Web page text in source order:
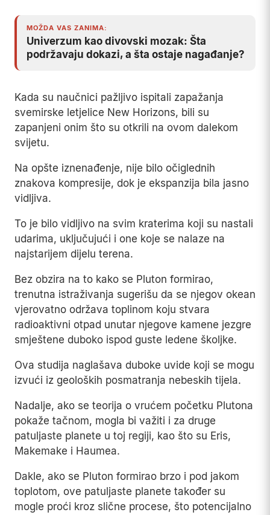
MOŽDA VAS ZANIMA:
Univerzum kao divovski mozak: Šta
podržavaju dokazi, a šta ostaje nagađanje?
Kada su naučnici pažljivo ispitali zapažanja
svemirske letjelice New Horizons, bili su
zapanjeni onim što su otkrili na ovom dalekom
svijetu.
Na opšte iznenađenje, nije bilo očiglednih
znakova kompresije, dok je ekspanzija bila jasno
vidljiva.
To je bilo vidljivo na svim kraterima koji su nastali
udarima, uključujući i one koje se nalaze na
najstarijem dijelu terena.
Bez obzira na to kako se Pluton formirao,
trenutna istraživanja sugerišu da se njegov okean
vjerovatno održava toplinom koju stvara
radioaktivni otpad unutar njegove kamene jezgre
smještene duboko ispod guste ledene školjke.
Ova studija naglašava duboke uvide koji se mogu
izvući iz geoloških posmatranja nebeskih tijela.
Nadalje, ako se teorija o vrućem početku Plutona
pokaže tačnom, mogla bi važiti i za druge
patuljaste planete u toj regiji, kao što su Eris,
Makemake i Haumea.
Dakle, ako se Pluton formirao brzo i pod jakom
toplotom, ove patuljaste planete također su
mogle proći kroz slične procese, što potencijalno